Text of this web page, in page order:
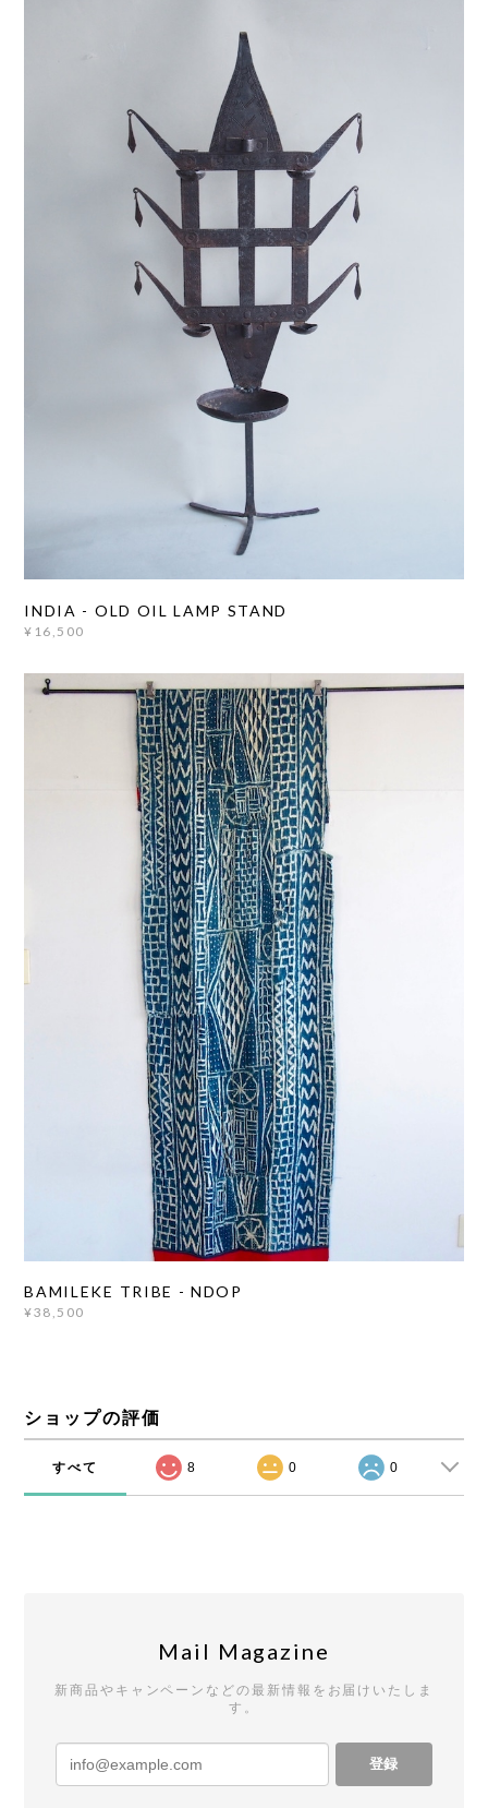
INDIA - OLD OIL LAMP STAND
¥16,500
BAMILEKE TRIBE - NDOP
¥38,500
ショップの評価
すべて 8 0 0
Mail Magazine
新商品やキャンペーンなどの最新情報をお届けいたしま
す。
登録